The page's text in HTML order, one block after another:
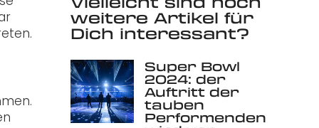
weitere Artikel für
Dich interessant?
Super Bowl
2024: der
Auftritt der
tauben
Performenden